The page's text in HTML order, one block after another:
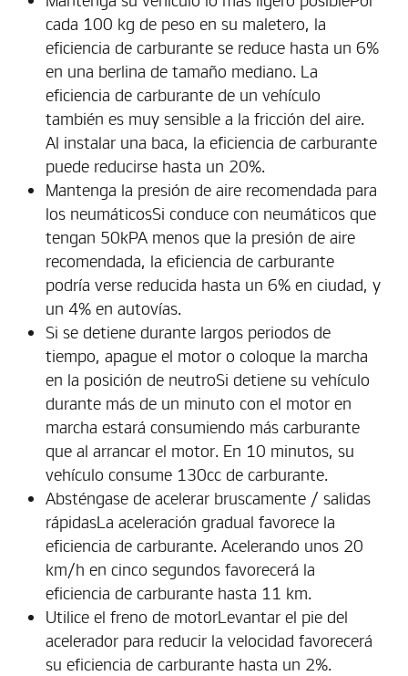
cada 100 kg de peso en su maletero, la
eficiencia de carburante se reduce hasta un 6%
en una berlina de tamaño mediano. La
eficiencia de carburante de un vehículo
también es muy sensible a la fricción del aire.
Al instalar una baca, la eficiencia de carburante
puede reducirse hasta un 20%.
Mantenga la presión de aire recomendada para
los neumáticosSi conduce con neumáticos que
tengan 50kPA menos que la presión de aire
recomendada, la eficiencia de carburante
podría verse reducida hasta un 6% en ciudad, y
un 4% en autovías.
Si se detiene durante largos periodos de
tiempo, apague el motor o coloque la marcha
en la posición de neutroSi detiene su vehículo
durante más de un minuto con el motor en
marcha estará consumiendo más carburante
que al arrancar el motor. En 10 minutos, su
vehículo consume 130cc de carburante.
Absténgase de acelerar bruscamente / salidas
rápidasLa aceleración gradual favorece la
eficiencia de carburante. Acelerando unos 20
km/h en cinco segundos favorecerá la
eficiencia de carburante hasta 11 km.
Utilice el freno de motorLevantar el pie del
acelerador para reducir la velocidad favorecerá
su eficiencia de carburante hasta un 2%.